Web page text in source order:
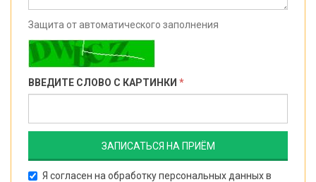
Защита от автоматического заполнения
ВВЕДИТЕ СЛОВО С КАРТИНКИ *
Я согласен на обработку персональных данных в